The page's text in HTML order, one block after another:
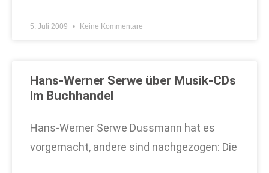
5. Juli 2009 Keine Kommentare
Hans-Werner Serwe über Musik-CDs
im Buchhandel
Hans-Werner Serwe Dussmann hat es
vorgemacht, andere sind nachgezogen: Die